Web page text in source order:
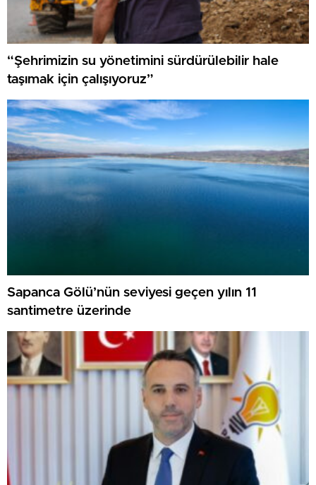
“Şehrimizin su yönetimini sürdürülebilir hale
taşımak için çalışıyoruz”
Sapanca Gölü’nün seviyesi geçen yılın 11
santimetre üzerinde